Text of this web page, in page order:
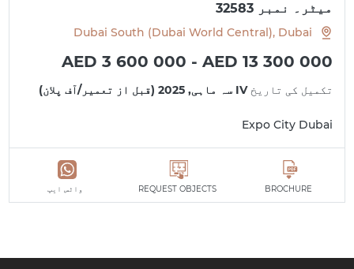
میٹر۔ نمبر 32583
Dubai South (Dubai World Central), Dubai
AED 3 600 000 - AED 13 300 000
تکمیل کی تاریخIV سہ ماہی, 2025 (قبل از تعمیر/آف پلان)
Expo City Dubai
BROCHURE
REQUEST OBJECTS واٹس ایپ